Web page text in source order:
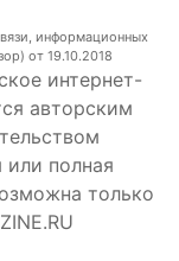
информационных
от 19.10.2018
интернет-
авторским
полная
только